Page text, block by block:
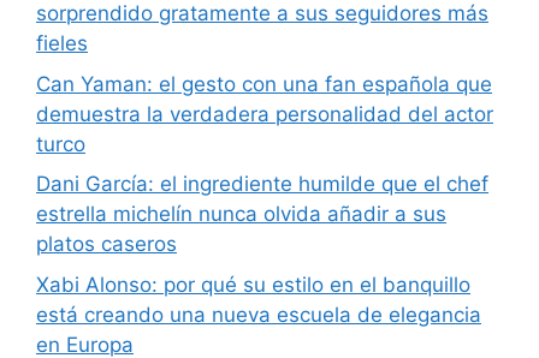
sorprendido gratamente a sus seguidores más
fieles
Can Yaman: el gesto con una fan española que
demuestra la verdadera personalidad del actor
turco
Dani García: el ingrediente humilde que el chef
estrella michelín nunca olvida añadir a sus
platos caseros
Xabi Alonso: por qué su estilo en el banquillo
está creando una nueva escuela de elegancia
en Europa